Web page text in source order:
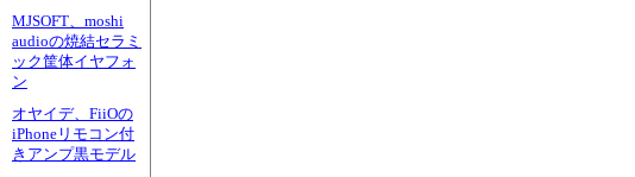
MJSOFT、moshi
audioの焼結セラミ
ック筐体イヤフォ
ン
オヤイデ、FiiOの
iPhoneリモコン付
きアンプ黒モデル